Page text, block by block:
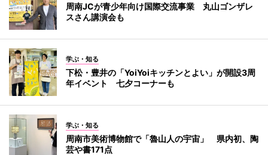
周南JCが青少年向け国際交流事業 丸山ゴンザレ
スさん講演会も
学ぶ・知る
下松・豊井の「YoiYoiキッチンとよい」が開設3周
年イベント 七夕コーナーも
学ぶ・知る
周南市美術博物館で「魯山人の宇宙」 県内初、陶
芸や書171点